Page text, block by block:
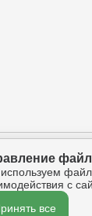
ул. Бурова-
с
все